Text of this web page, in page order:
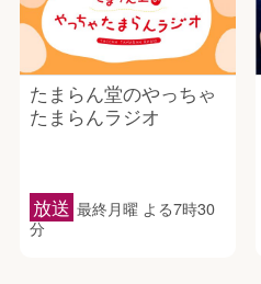
たまらん堂のやっちゃ
たまらんラジオ
放送 最終月曜 よる7時30
分